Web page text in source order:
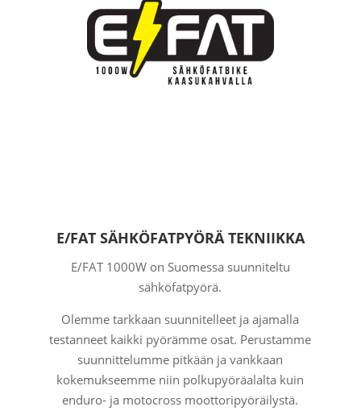
E/FAT SÄHKÖFATPYÖRÄ TEKNIIKKA
E/FAT 1000W on Suomessa suunniteltu
sähköfatpyörä.
Olemme tarkkaan suunnitelleet ja ajamalla
testanneet kaikki pyörämme osat. Perustamme
suunnittelumme pitkään ja vankkaan
kokemukseemme niin polkupyöräalalta kuin
enduro- ja motocross moottoripyöräilystä.